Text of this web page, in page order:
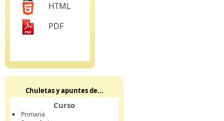
HTML
PDF
Chuletas y apuntes de...
Curso
Primaria